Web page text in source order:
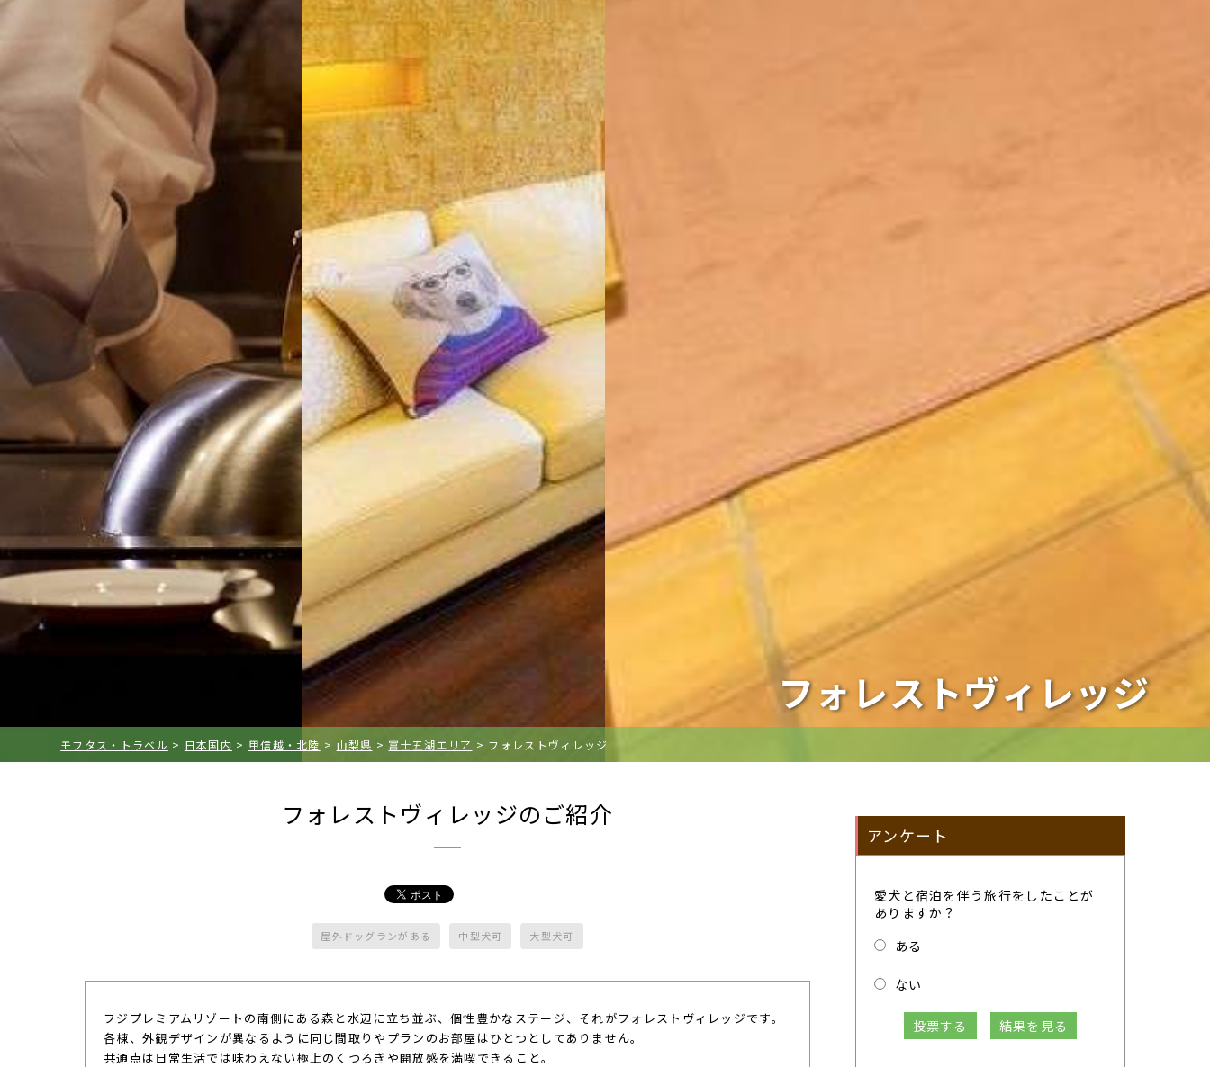
フォレストヴィレッジ
モフタス・トラベル > 日本国内 > 甲信越・北陸 > 山梨県 > 富士五湖エリア > フォレストヴィレッジ
フォレストヴィレッジのご紹介
屋外ドッグランがある 中型犬可 大型犬可
フジプレミアムリゾートの南側にある森と水辺に立ち並ぶ、個性豊かなステージ、それがフォレストヴィレッジです。
各棟、外観デザインが異なるように同じ間取りやプランのお部屋はひとつとしてありません。
共通点は日常生活では味わえない極上のくつろぎや開放感を満喫できること。
アンケート
愛犬と宿泊を伴う旅行をしたことが
ありますか？
ある
ない
投票する 結果を見る